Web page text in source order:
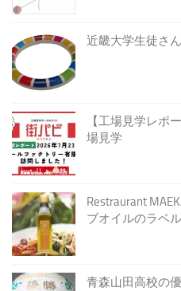
近畿大学生徒さ
【工場見学レポ
場見学
Restraurant
ブオイルのラベ
青森山田高校の